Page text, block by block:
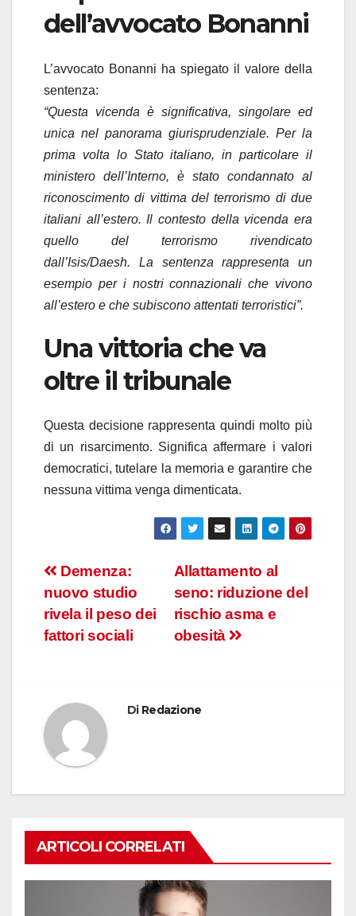
dell’avvocato Bonanni
L’avvocato Bonanni ha spiegato il valore della
sentenza:
“Questa vicenda è significativa, singolare ed
unica nel panorama giurisprudenziale. Per la
prima volta lo Stato italiano, in particolare il
ministero dell’Interno, è stato condannato al
riconoscimento di vittima del terrorismo di due
italiani all’estero. Il contesto della vicenda era
quello del terrorismo rivendicato
dall’Isis/Daesh. La sentenza rappresenta un
esempio per i nostri connazionali che vivono
all’estero e che subiscono attentati terroristici”.
Una vittoria che va
oltre il tribunale
Questa decisione rappresenta quindi molto più
di un risarcimento. Significa affermare i valori
democratici, tutelare la memoria e garantire che
nessuna vittima venga dimenticata.
Navigazione
articoli
Allattamento al
seno: riduzione del
rischio asma e
obesità
Demenza:
nuovo studio
rivela il peso dei
fattori sociali
Di Redazione
ARTICOLI CORRELATI